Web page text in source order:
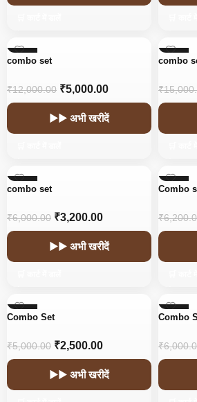
-58%
combo set
₹12,000.00 ₹5,000.00
▶▶ अभी खरीदें
-70%
combo
₹
-47%
combo set
₹6,000.00 ₹3,200.00
▶▶ अभी खरीदें
-48%
Combo
₹
-50%
Combo Set
₹5,000.00 ₹2,500.00
▶▶ अभी खरीदें
-55%
Combo
₹